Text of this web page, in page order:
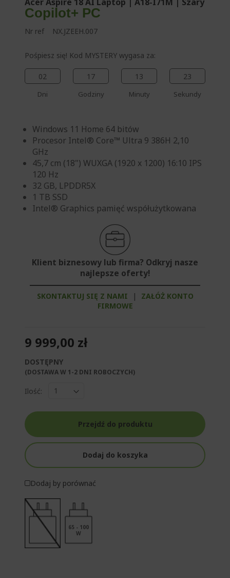
ę
Copilot+ PC
Nr ref NX.JZEEH.007
Pośpiesz się! Kod MYSTERY wygasa za:
02
Dni
17
Godziny
13
Minuty
23
Sekundy
Windows 11 Home 64 bitów
Procesor Intel® Core™ Ultra 9 386H 2,10
GHz
45,7 cm (18") WUXGA (1920 x 1200) 16:10 IPS
120 Hz
32 GB, LPDDR5X
1 TB SSD
Intel® Graphics pamięć współużytkowana
Klient biznesowy lub firma? Odkryj nasze
najlepsze oferty!
SKONTAKTUJ SIĘ Z NAMI |
ZAŁÓŻ KONTO
FIRMOWE
9 999,00 zł
DOSTĘPNY
(DOSTAWA W 1-2 DNI ROBOCZYCH)​
Ilość:
Przejdź do produktu
Dodaj do koszyka
Dodaj by porównać
65 - 100
W